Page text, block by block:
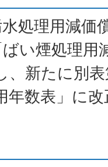
水処理用減価
い煙処理用
、新たに別
年数表」に改